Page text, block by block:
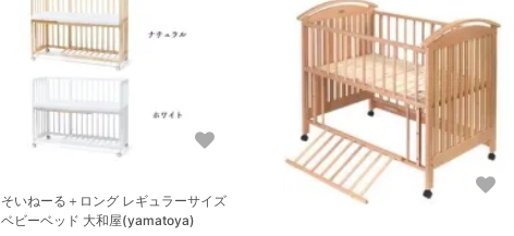
そいねーる＋ロング レギュラーサイズ
ベビーベッド 大和屋(yamatoya)